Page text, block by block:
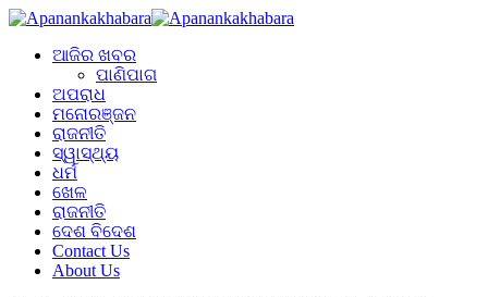
ଆଜିର ଖବର
ପାଣିପାଗ
ଅପରାଧ
ମନୋରଞ୍ଜନ
ରାଜନୀତି
ସ୍ୱାସ୍ଥ୍ୟ
ଧର୍ମ
ଖେଳ
ରାଜନୀତି
ଦେଶ ବିଦେଶ
Contact Us
About Us